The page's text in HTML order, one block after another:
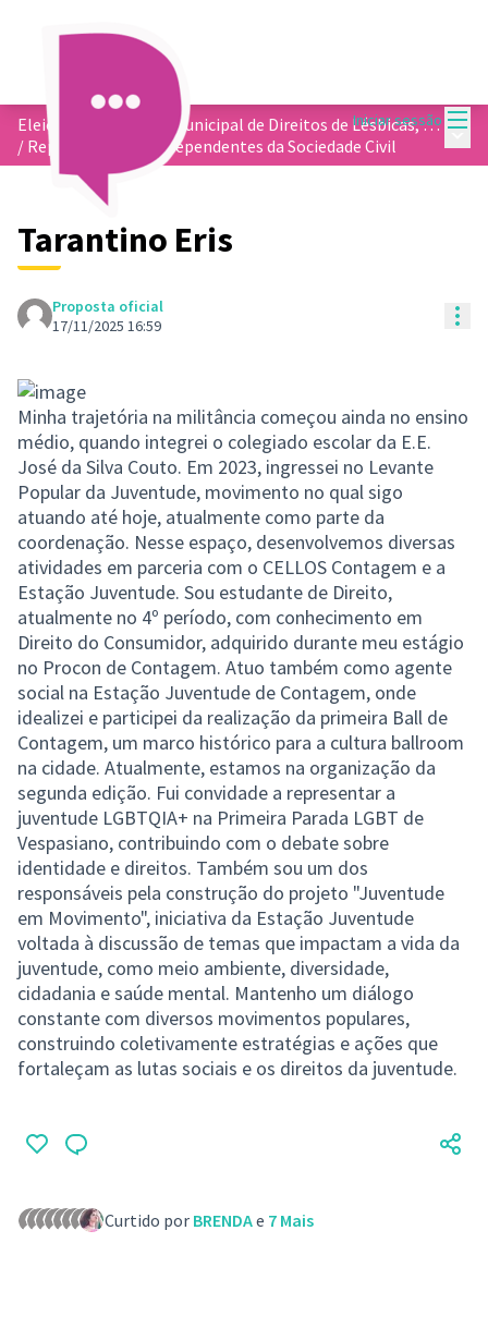
Iniciar sessão
Eleição do Conselho Municipal de Direitos de Lésbicas, Gays, Bissexuais, Travestis e Transexuais - COMDLGBT
/ Representantes Independentes da Sociedade Civil
Tarantino Eris
Proposta oficial
17/11/2025 16:59
Minha trajetória na militância começou ainda no ensino
médio, quando integrei o colegiado escolar da E.E.
José da Silva Couto. Em 2023, ingressei no Levante
Popular da Juventude, movimento no qual sigo
atuando até hoje, atualmente como parte da
coordenação. Nesse espaço, desenvolvemos diversas
atividades em parceria com o CELLOS Contagem e a
Estação Juventude. Sou estudante de Direito,
atualmente no 4º período, com conhecimento em
Direito do Consumidor, adquirido durante meu estágio
no Procon de Contagem. Atuo também como agente
social na Estação Juventude de Contagem, onde
idealizei e participei da realização da primeira Ball de
Contagem, um marco histórico para a cultura ballroom
na cidade. Atualmente, estamos na organização da
segunda edição. Fui convidade a representar a
juventude LGBTQIA+ na Primeira Parada LGBT de
Vespasiano, contribuindo com o debate sobre
identidade e direitos. Também sou um dos
responsáveis pela construção do projeto "Juventude
em Movimento", iniciativa da Estação Juventude
voltada à discussão de temas que impactam a vida da
juventude, como meio ambiente, diversidade,
cidadania e saúde mental. Mantenho um diálogo
constante com diversos movimentos populares,
construindo coletivamente estratégias e ações que
fortaleçam as lutas sociais e os direitos da juventude.
Curtido por BRENDAe 7 Mais